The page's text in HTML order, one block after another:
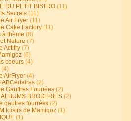
DU PETIT BISTRO (11)
Secrets (11)
Air Fryer (11)
Cake Factory (11)
à thème (8)
Nature (7)
Actifry (7)
(6)
coeurs (4)
(4)
AirFryer (4)
ABCédaires (2)
Gauffres Fourrées (2)
ALBUMS BRODERIES (2)
gaufres fourrées (2)
loisirs de Mamigoz (1)
(1)